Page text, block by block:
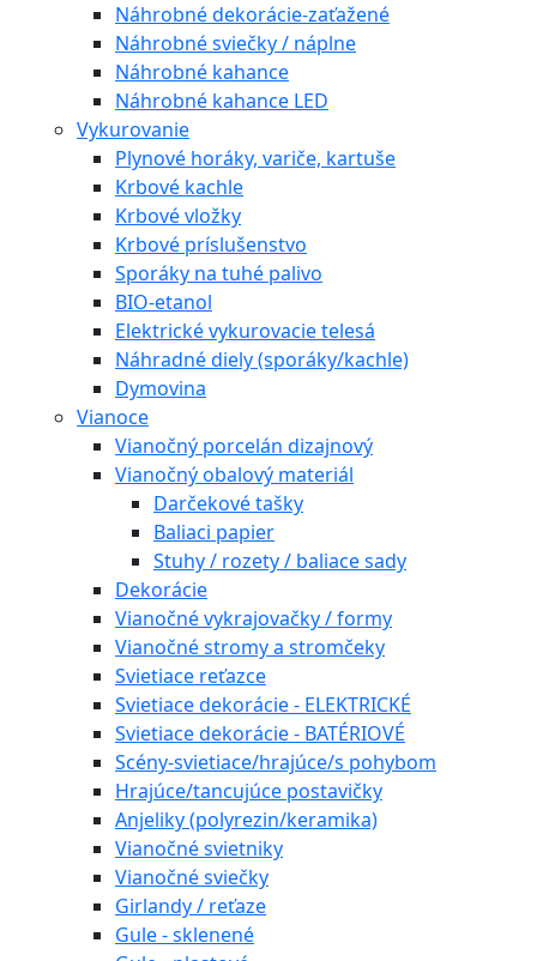
Náhrobné dekorácie-zaťažené
Náhrobné sviečky / náplne
Náhrobné kahance
Náhrobné kahance LED
Vykurovanie
Plynové horáky, variče, kartuše
Krbové kachle
Krbové vložky
Krbové príslušenstvo
Sporáky na tuhé palivo
BIO-etanol
Elektrické vykurovacie telesá
Náhradné diely (sporáky/kachle)
Dymovina
Vianoce
Vianočný porcelán dizajnový
Vianočný obalový materiál
Darčekové tašky
Baliaci papier
Stuhy / rozety / baliace sady
Dekorácie
Vianočné vykrajovačky / formy
Vianočné stromy a stromčeky
Svietiace reťazce
Svietiace dekorácie - ELEKTRICKÉ
Svietiace dekorácie - BATÉRIOVÉ
Scény-svietiace/hrajúce/s pohybom
Hrajúce/tancujúce postavičky
Anjeliky (polyrezin/keramika)
Vianočné svietniky
Vianočné sviečky
Girlandy / reťaze
Gule - sklenené